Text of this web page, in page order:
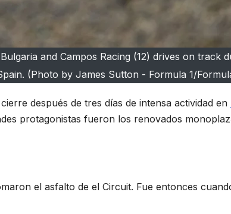
and Campos Racing (12) drives on track
(Photo by James Sutton - Formula 1/
después de tres días de intensa actividad en
protagonistas fueron los renovados
el asfalto de el Circuit. Fue entonces